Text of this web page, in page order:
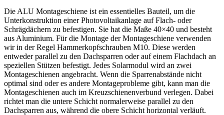
Die ALU Montageschiene ist ein essentielles Bauteil, um die
Unterkonstruktion einer Photovoltaikanlage auf Flach- oder
Schrägdächern zu befestigen. Sie hat die Maße 40×40 und besteht
aus Aluminium. Für die Montage der Montageschiene verwenden
wir in der Regel Hammerkopfschrauben M10. Diese werden
entweder parallel zu den Dachsparren oder auf einem Flachdach an
speziellen Stützen befestigt. Jedes Solarmodul wird an zwei
Montageschienen angebracht. Wenn die Sparrenabstände nicht
optimal sind oder es andere Montageprobleme gibt, kann man die
Montageschienen auch im Kreuzschienenverbund verlegen. Dabei
richtet man die untere Schicht normalerweise parallel zu den
Dachsparren aus, während die obere Schicht horizontal verläuft.